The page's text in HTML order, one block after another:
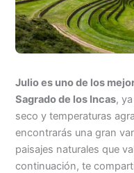
Julio es uno de los
Sagrado de los Incas,
seco y temperaturas
encontrarás una gran
paisajes naturales que
continuación, te